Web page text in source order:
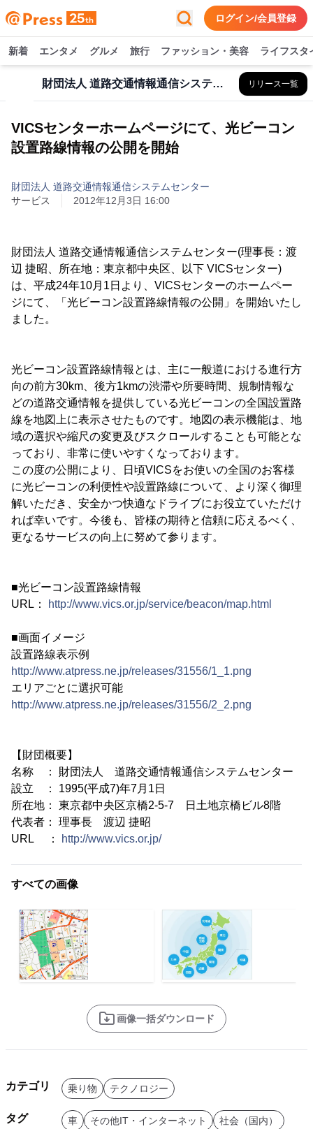
ログイン/会員登録
新着 エンタメ グルメ 旅行 ファッション・美容 ライフスタ
財団法人 道路交通情報通信システムセンター リリース一覧
VICSセンターホームページにて、光ビーコン
設置路線情報の公開を開始
財団法人 道路交通情報通信システムセンター
サービス
2012年12月3日 16:00
財団法人 道路交通情報通信システムセンター(理事長：渡
辺 捷昭、所在地：東京都中央区、以下 VICSセンター)
は、平成24年10月1日より、VICSセンターのホームペー
ジにて、「光ビーコン設置路線情報の公開」を開始いたし
ました。
光ビーコン設置路線情報とは、主に一般道における進行方
向の前方30km、後方1kmの渋滞や所要時間、規制情報な
どの道路交通情報を提供している光ビーコンの全国設置路
線を地図上に表示させたものです。地図の表示機能は、地
域の選択や縮尺の変更及びスクロールすることも可能とな
っており、非常に使いやすくなっております。
この度の公開により、日頃VICSをお使いの全国のお客様
に光ビーコンの利便性や設置路線について、より深く御理
解いただき、安全かつ快適なドライブにお役立ていただけ
れば幸いです。今後も、皆様の期待と信頼に応えるべく、
更なるサービスの向上に努めて参ります。
■光ビーコン設置路線情報
URL：
http://www.vics.or.jp/service/beacon/map.html
■画面イメージ
設置路線表示例
http://www.atpress.ne.jp/releases/31556/1_1.png
エリアごとに選択可能
http://www.atpress.ne.jp/releases/31556/2_2.png
【財団概要】
名称 ： 財団法人 道路交通情報通信システムセンター
設立 ： 1995(平成7)年7月1日
所在地： 東京都中央区京橋2-5-7 日土地京橋ビル8階
代表者： 理事長 渡辺 捷昭
URL ：
http://www.vics.or.jp/
すべての画像
画像一括ダウンロード
カテゴリ 乗り物 テクノロジー
タグ 車 その他IT・インターネット 社会（国内）